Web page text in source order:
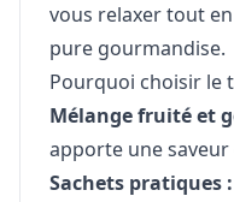
vous relaxer tout
pure gourmandise.
Pourquoi choisir le
Mélange fruité et
apporte une
Sachets pratiques :